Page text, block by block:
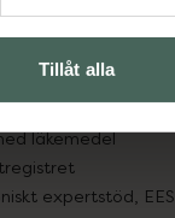
Tillåt alla
in gammal medicin
läkemedel
expertstöd, EES